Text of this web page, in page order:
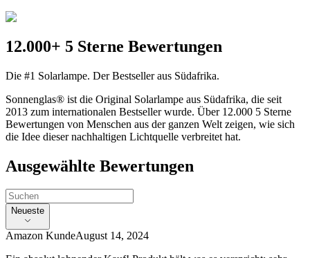
12.000+ 5 Sterne Bewertungen
Die #1 Solarlampe. Der Bestseller aus Südafrika.
Sonnenglas® ist die Original Solarlampe aus Südafrika, die seit
2013 zum internationalen Bestseller wurde. Über 12.000 5 Sterne
Bewertungen von Menschen aus der ganzen Welt zeigen, wie sich
die Idee dieser nachhaltigen Lichtquelle verbreitet hat.
Ausgewählte Bewertungen
Neueste
Amazon KundeAugust 14, 2024